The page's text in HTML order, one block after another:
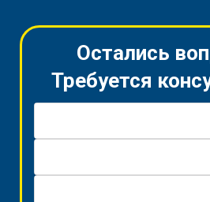
Остались
Требуется